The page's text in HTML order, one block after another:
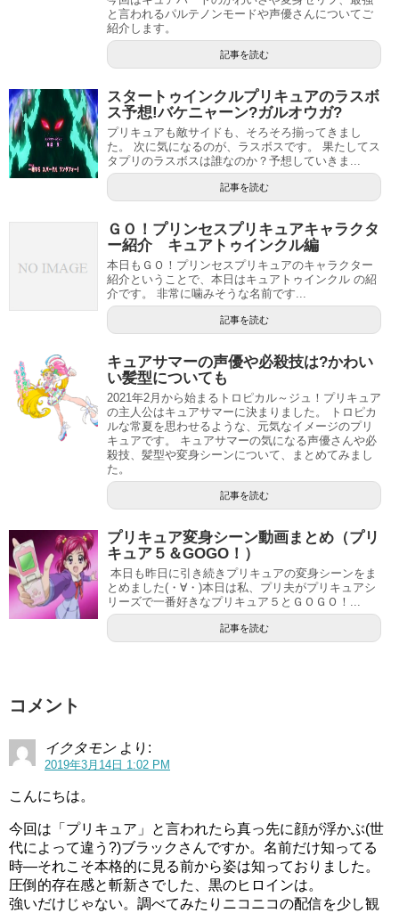
変身後のセリフは「光の使者！キュアブラック！」で、キ
ュアホワイトが「闇の力のしもべたちよ！」と言ったあと
変身も変身セリフも単独という扱いはなく、常にキュアホ
ワイトと一緒に行います。
関連記事 歴代プリキュア人気のかっこいい&イケメン敵男性キャラクター一覧
記事の続きを読む
メンだということがよく分かりますね。
歴代プリキュアの誕生日（ふたりはプリキュア初代&マックスハート編）【歴代プリキュア雑学】
キュアブラックの声優は本名陽子
引用元：Twitter
キュアブラックの声優は、本名陽子（ほんなようこ） で
す。
声優、女優、ナレーター、歌手をしています。
と言われるパルテノンモードや声優さんについてご
紹介します。
記事を読む
スタートゥインクルプリキュアのラスボ
ス予想!バケニャーン?ガルオウガ?
プリキュアも敵サイドも、そろそろ揃ってきまし
た。 次に気になるのが、ラスボスです。 果たしてス
タプリのラスボスは誰なのか？予想していきま...
記事を読む
ＧＯ！プリンセスプリキュアキャラクタ
ー紹介 キュアトゥインクル編
本日もＧＯ！プリンセスプリキュアのキャラクター
紹介ということで、本日はキュアトゥインクル の紹
介です。 非常に噛みそうな名前です...
記事を読む
キュアサマーの声優や必殺技は?かわい
い髪型についても
2021年2月から始まるトロピカル～ジュ！プリキュア
の主人公はキュアサマーに決まりました。 トロピカ
ルな常夏を思わせるような、元気なイメージのプリ
キュアです。 キュアサマーの気になる声優さんや必
殺技、髪型や変身シーンについて、まとめてみまし
た。
記事を読む
プリキュア変身シーン動画まとめ（プリ
キュア５＆GOGO！）
本日も昨日に引き続きプリキュアの変身シーンをま
とめました(・∀・)本日は私、プリ夫がプリキュアシ
リーズで一番好きなプリキュア５とＧＯＧＯ！...
記事を読む
コメント
イクタモン より:
2019年3月14日 1:02 PM
こんにちは。
今回は「プリキュア」と言われたら真っ先に顔が浮かぶ(世
代によって違う?)ブラックさんですか。名前だけ知ってる
時―それこそ本格的に見る前から姿は知っておりました。
圧倒的存在感と斬新さでした、黒のヒロインは。
強いだけじゃない。調べてみたりニコニコの配信を少し観